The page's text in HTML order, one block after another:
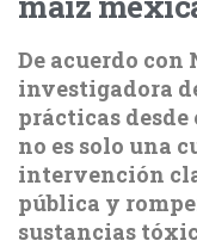
De acuerdo
investigadora
prácticas desde
no es solo una
intervención
pública y
sustancias